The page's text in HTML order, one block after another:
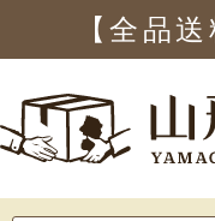
【全品